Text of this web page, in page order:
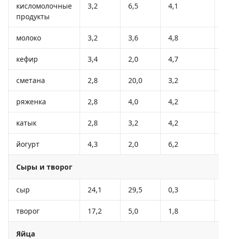
кисломолочные
продукты
3,2 6,5 4,1
молоко 3,2 3,6 4,8
кефир 3,4 2,0 4,7
сметана 2,8 20,0 3,2
ряженка 2,8 4,0 4,2
катык 2,8 3,2 4,2
йогурт 4,3 2,0 6,2
Сыры и творог
сыр 24,1 29,5 0,3
творог 17,2 5,0 1,8
Яйца